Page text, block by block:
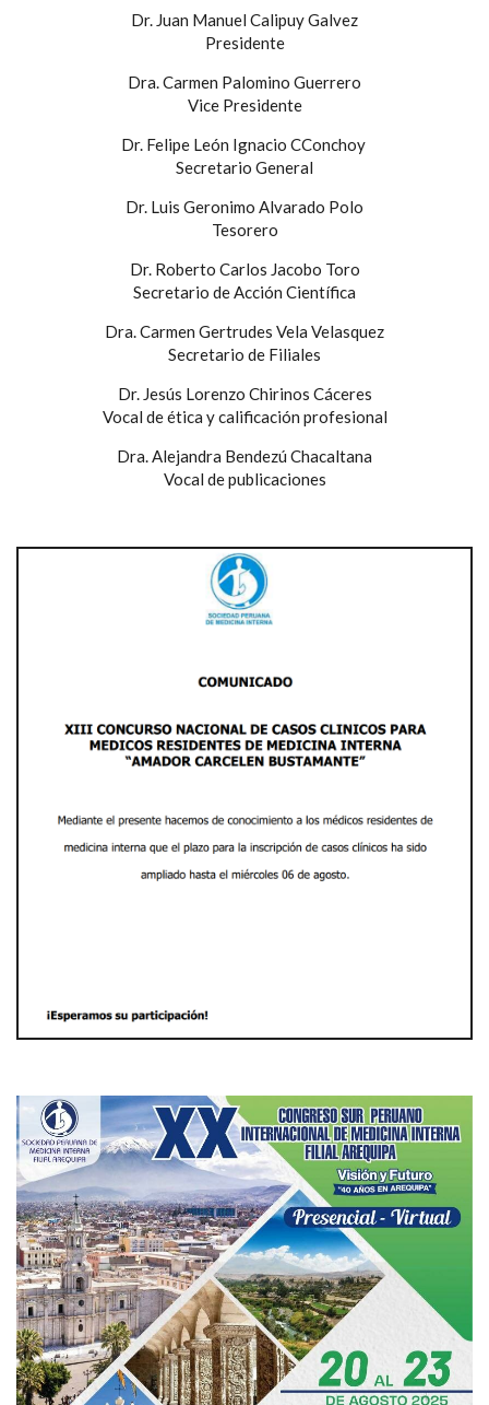
Dr. Juan Manuel Calipuy Galvez
Presidente
Dra. Carmen Palomino Guerrero
Vice Presidente
Dr. Felipe León Ignacio CConchoy
Secretario General
Dr. Luis Geronimo Alvarado Polo
Tesorero
Dr. Roberto Carlos Jacobo Toro
Secretario de Acción Científica
Dra. Carmen Gertrudes Vela Velasquez
Secretario de Filiales
Dr. Jesús Lorenzo Chirinos Cáceres
Vocal de ética y calificación profesional
Dra. Alejandra Bendezú Chacaltana
Vocal de publicaciones